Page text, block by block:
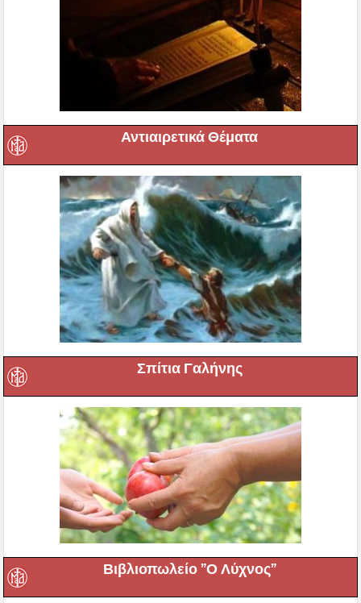
Αντιαιρετικά Θέματα
Σπίτια Γαλήνης
Βιβλιοπωλείο ”Ο Λύχνος”